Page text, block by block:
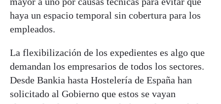
haya un espacio temporal sin cobertura para los
empleados.
La flexibilización de los expedientes es algo que
demandan los empresarios de todos los sectores.
Desde Bankia hasta Hostelería de España han
solicitado al Gobierno que estos se vayan